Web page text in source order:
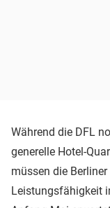
Während die DFL
generelle Hotel-
müssen die
Leistungsfähigkeit